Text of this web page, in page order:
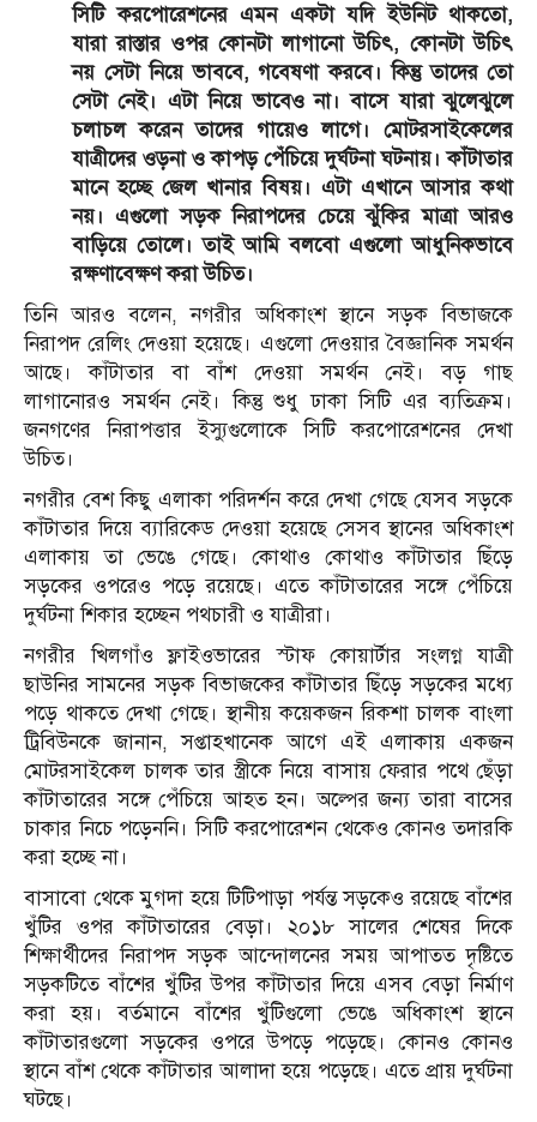
সিটি করপোরেশনের এমন একটা যদি ইউনিট থাকতো,
যারা রাস্তার ওপর কোনটা লাগানো উচিৎ, কোনটা উচিৎ
নয় সেটা নিয়ে ভাববে, গবেষণা করবে। কিন্তু তাদের তো
সেটা নেই। এটা নিয়ে ভাবেও না। বাসে যারা ঝুলেঝুলে
চলাচল করেন তাদের গায়েও লাগে। মোটরসাইকেলের
যাত্রীদের ওড়না ও কাপড় পেঁচিয়ে দুর্ঘটনা ঘটনায়। কাঁটাতার
মানে হচ্ছে জেল খানার বিষয়। এটা এখানে আসার কথা
নয়। এগুলো সড়ক নিরাপদের চেয়ে ঝুঁকির মাত্রা আরও
বাড়িয়ে তোলে। তাই আমি বলবো এগুলো আধুনিকভাবে
রক্ষণাবেক্ষণ করা উচিত।
তিনি আরও বলেন, নগরীর অধিকাংশ স্থানে সড়ক বিভাজকে
নিরাপদ রেলিং দেওয়া হয়েছে। এগুলো দেওয়ার বৈজ্ঞানিক সমর্থন
আছে। কাঁটাতার বা বাঁশ দেওয়া সমর্থন নেই। বড় গাছ
লাগানোরও সমর্থন নেই। কিন্তু শুধু ঢাকা সিটি এর ব্যতিক্রম।
জনগণের নিরাপত্তার ইস্যুগুলোকে সিটি করপোরেশনের দেখা
উচিত।
নগরীর বেশ কিছু এলাকা পরিদর্শন করে দেখা গেছে যেসব সড়কে
কাঁটাতার দিয়ে ব্যারিকেড দেওয়া হয়েছে সেসব স্থানের অধিকাংশ
এলাকায় তা ভেঙে গেছে। কোথাও কোথাও কাঁটাতার ছিঁড়ে
সড়কের ওপরেও পড়ে রয়েছে। এতে কাঁটাতারের সঙ্গে পেঁচিয়ে
দুর্ঘটনা শিকার হচ্ছেন পথচারী ও যাত্রীরা।
নগরীর খিলগাঁও ফ্লাইওভারের স্টাফ কোয়ার্টার সংলগ্ন যাত্রী
ছাউনির সামনের সড়ক বিভাজকের কাঁটাতার ছিঁড়ে সড়কের মধ্যে
পড়ে থাকতে দেখা গেছে। স্থানীয় কয়েকজন রিকশা চালক বাংলা
ট্রিবিউনকে জানান, সপ্তাহখানেক আগে এই এলাকায় একজন
মোটরসাইকেল চালক তার স্ত্রীকে নিয়ে বাসায় ফেরার পথে ছেঁড়া
কাঁটাতারের সঙ্গে পেঁচিয়ে আহত হন। অল্পের জন্য তারা বাসের
চাকার নিচে পড়েননি। সিটি করপোরেশন থেকেও কোনও তদারকি
করা হচ্ছে না।
বাসাবো থেকে মুগদা হয়ে টিটিপাড়া পর্যন্ত সড়কেও রয়েছে বাঁশের
খুঁটির ওপর কাঁটাতারের বেড়া। ২০১৮ সালের শেষের দিকে
শিক্ষার্থীদের নিরাপদ সড়ক আন্দোলনের সময় আপাতত দৃষ্টিতে
সড়কটিতে বাঁশের খুঁটির উপর কাঁটাতার দিয়ে এসব বেড়া নির্মাণ
করা হয়। বর্তমানে বাঁশের খুঁটিগুলো ভেঙে অধিকাংশ স্থানে
কাঁটাতারগুলো সড়কের ওপরে উপড়ে পড়েছে। কোনও কোনও
স্থানে বাঁশ থেকে কাঁটাতার আলাদা হয়ে পড়েছে। এতে প্রায় দুর্ঘটনা
ঘটছে।